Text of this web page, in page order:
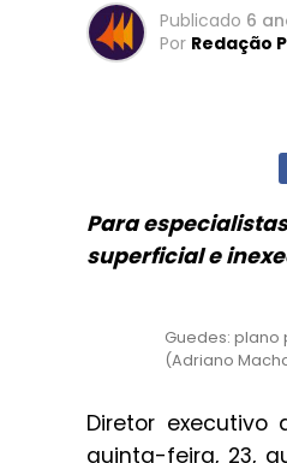
Publicado 6
Por Redação
Para
superficial e
Guedes:
(Adriano
Diretor executivo
quinta-feira, 23,